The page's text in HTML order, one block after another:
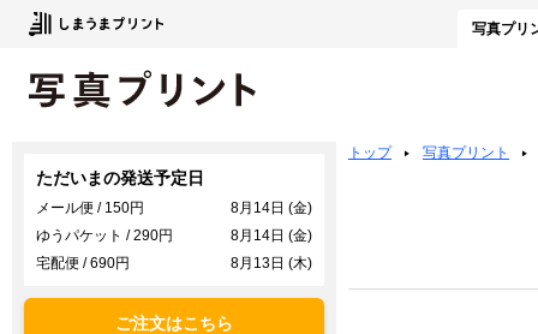
写真プリ
ただいまの発送予定日
メール便 / 150円
8月14日 (金)
ゆうパケット / 290円
8月14日 (金)
宅配便 / 690円
8月13日 (木)
ご注文はこちら
トップ 写真プリント